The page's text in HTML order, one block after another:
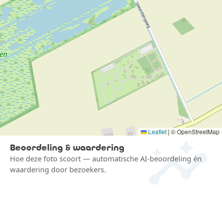
Leaflet|© OpenStreetMap
insights
Beoordeling & waardering
Hoe deze foto scoort — automatische AI-beoordeling én
waardering door bezoekers.